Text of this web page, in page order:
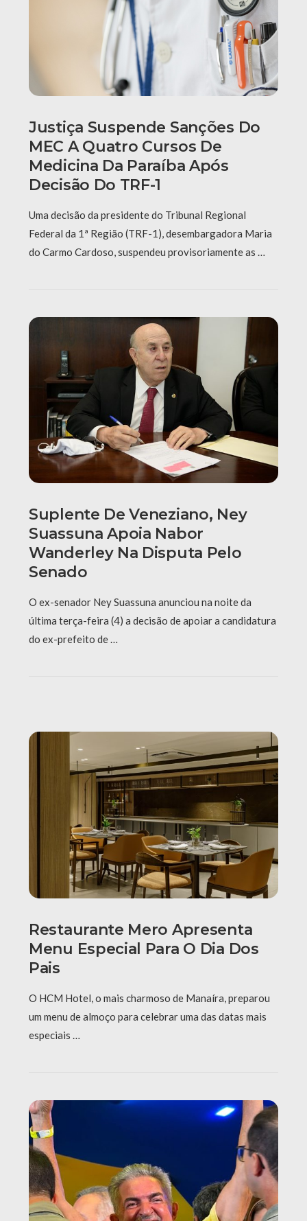
Justiça Suspende Sanções Do
MEC A Quatro Cursos De
Medicina Da Paraíba Após
Decisão Do TRF-1
Uma decisão da presidente do Tribunal Regional
Federal da 1ª Região (TRF-1), desembargadora Maria
do Carmo Cardoso, suspendeu provisoriamente as …
Suplente De Veneziano, Ney
Suassuna Apoia Nabor
Wanderley Na Disputa Pelo
Senado
O ex-senador Ney Suassuna anunciou na noite da
última terça-feira (4) a decisão de apoiar a candidatura
do ex-prefeito de …
Restaurante Mero Apresenta
Menu Especial Para O Dia Dos
Pais
O HCM Hotel, o mais charmoso de Manaíra, preparou
um menu de almoço para celebrar uma das datas mais
especiais …